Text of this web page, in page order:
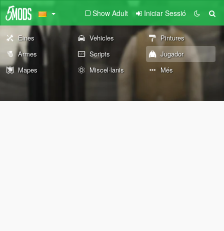
Show Adult Iniciar Sessió
Eines Vehicles
Pintures
Armes
Scripts
Jugador
Mapes
Miscel·lanis Més